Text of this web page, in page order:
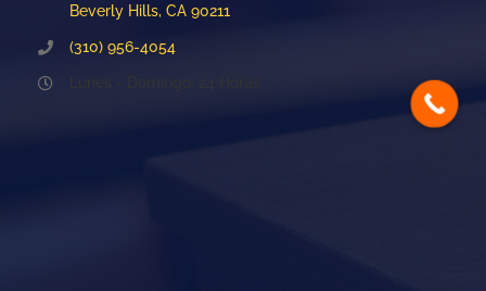
Beverly Hills, CA 90211
(310) 956-4054